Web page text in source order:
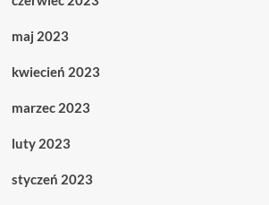
maj 2023
kwiecień 2023
marzec 2023
luty 2023
styczeń 2023